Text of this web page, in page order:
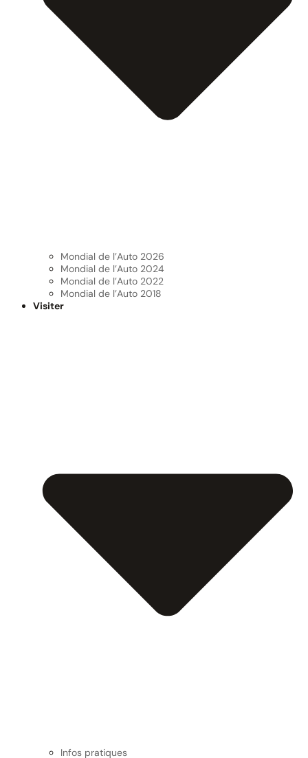
Mondial de l’Auto 2026
Mondial de l’Auto 2024
Mondial de l’Auto 2022
Mondial de l’Auto 2018
Visiter
Infos pratiques